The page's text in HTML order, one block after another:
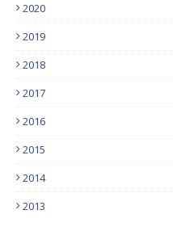
2020
2019
2018
2017
2016
2015
2014
2013